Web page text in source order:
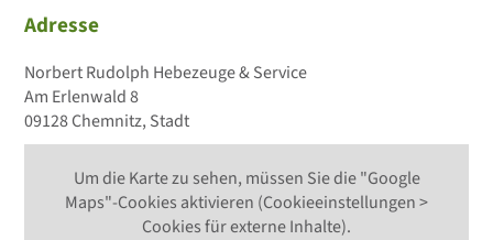
Adresse
Norbert Rudolph Hebezeuge & Service
Am Erlenwald 8
09128 Chemnitz, Stadt
Um die Karte zu sehen, müssen Sie die "Google
Maps"-Cookies aktivieren (Cookieeinstellungen >
Cookies für externe Inhalte).